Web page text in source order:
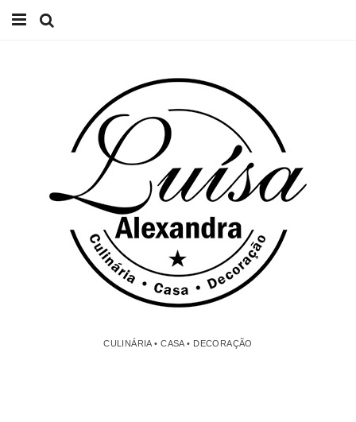
CULINÁRIA • CASA • DECORAÇÃO